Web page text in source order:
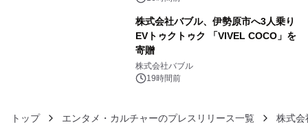
株式会社バブル、伊勢原市へ3人乗り
EVトゥクトゥク 「VIVEL COCO」を
寄贈
株式会社バブル
19時間前
トップ エンタメ・カルチャーのプレスリリース一覧 株式会